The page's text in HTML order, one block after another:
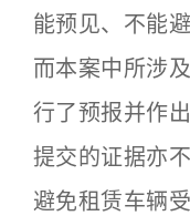
能预见、不能
而本案中所涉
行了预报并作
提交的证据亦
避免租赁车辆